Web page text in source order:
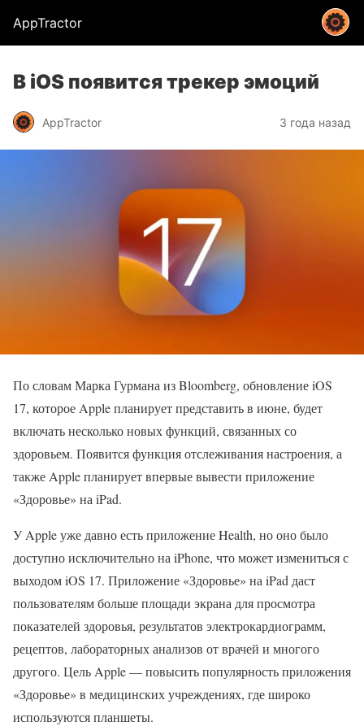
AppTractor
В iOS появится трекер эмоций
AppTractor 3 года назад
По словам Марка Гурмана из Bloomberg, обновление iOS
17, которое Apple планирует представить в июне, будет
включать несколько новых функций, связанных со
здоровьем. Появится функция отслеживания настроения, а
также Apple планирует впервые вывести приложение
«Здоровье» на iPad.
У Apple уже давно есть приложение Health, но оно было
доступно исключительно на iPhone, что может измениться с
выходом iOS 17. Приложение «Здоровье» на iPad даст
пользователям больше площади экрана для просмотра
показателей здоровья, результатов электрокардиограмм,
рецептов, лабораторных анализов от врачей и многого
другого. Цель Apple — повысить популярность приложения
«Здоровье» в медицинских учреждениях, где широко
используются планшеты.